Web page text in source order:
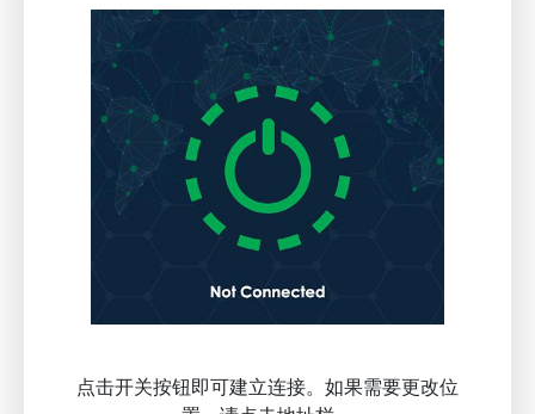
点击开关按钮即可建立连接。如果需要更改位